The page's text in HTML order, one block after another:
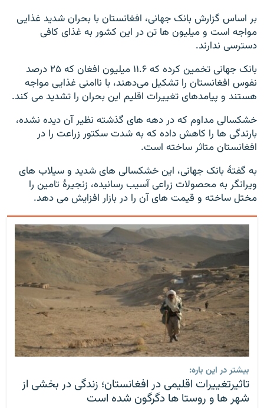
بر اساس گزارش بانک جهانی، افغانستان با بحران شدید غذایی
مواجه است و میلیون ها تن در این کشور به غذای کافی
دسترسی ندارند.
بانک جهانی تخمین کرده که ۱۱.۶ میلیون افغان که ۲۵ درصد
نفوس افغانستان را تشکیل می‌دهند، با ناامنی غذایی مواجه
هستند و پیامدهای تغییرات اقلیم این بحران را تشدید می کند.
خشکسالی مداوم که در دهه های گذشته نظیر آن دیده نشده،
بارندگی ها را کاهش داده که به شدت سکتور زراعت را در
افغانستان متاثر ساخته است.
به گفتۀ بانک جهانی، این خشکسالی های شدید و سیلاب های
ویرانگر به محصولات زراعی آسیب رسانیده، زنجیرۀ تامین را
مختل ساخته و قیمت های آن را در بازار افزایش می دهد.
بیشتر در این باره:
تاثیرتغییرات اقلیمی در افغانستان؛ زندگی در بخشی از
شهر ها و روستا ها دگرگون شده است